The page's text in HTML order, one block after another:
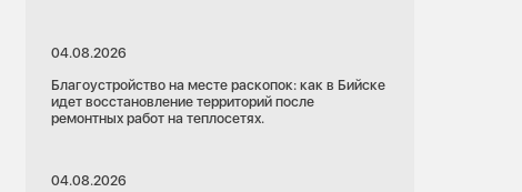
04.08.2026
Благоустройство на месте раскопок: как в Бийске
идет восстановление территорий после
ремонтных работ на теплосетях.
04.08.2026